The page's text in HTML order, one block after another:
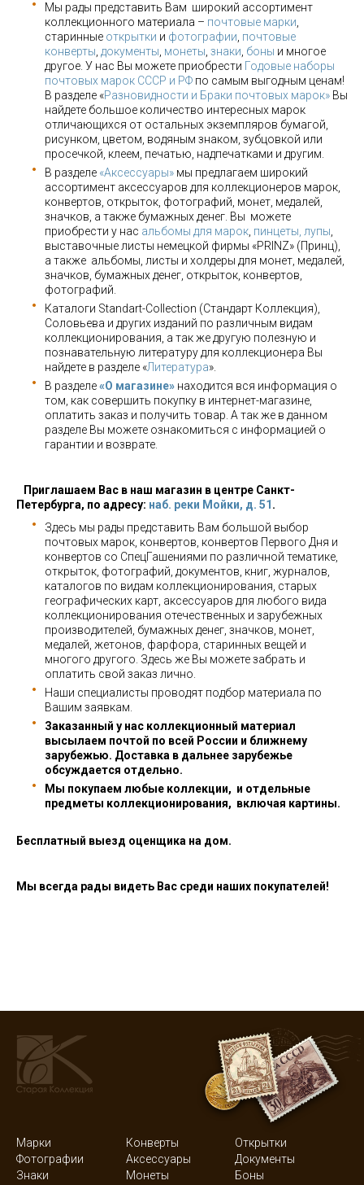
Мы рады представить Вам широкий ассортимент
коллекционного материала – почтовые марки
старинные открытки и фотографии почтовые
конверты документы монеты знаки боны и многое
другое. У нас Вы можете приобрести Годовые наборы
почтовых марок СССР и РФ по самым выгодным ценам!
В разделе «Разновидности и Браки почтовых марок» Вы
найдете большое количество интересных марок
отличающихся от остальных экземпляров бумагой,
рисунком, цветом, водяным знаком, зубцовкой или
просечкой, клеем, печатью, надпечатками и другим.
В разделе «Аксессуары» мы предлагаем широкий
ассортимент аксессуаров для коллекционеров марок,
конвертов, открыток, фотографий, монет, медалей,
значков, а также бумажных денег. Вы можете
приобрести у нас альбомы для марок пинцеты, лупы
выставочные листы немецкой фирмы «PRINZ» (Принц),
а также альбомы, листы и холдеры для монет, медалей,
значков, бумажных денег, открыток, конвертов,
фотографий.
Каталоги Standart-Collection (Стандарт Коллекция),
Соловьева и других изданий по различным видам
коллекционирования, а так же другую полезную и
познавательную литературу для коллекционера Вы
найдете в разделе «Литература».
В разделе«О магазине» находится вся информация о
том, как совершить покупку в интернет-магазине,
оплатить заказ и получить товар. А так же в данном
разделе Вы можете ознакомиться с информацией о
гарантии и возврате.
Приглашаем Вас в наш магазин в центре Санкт-
Петербурга, по адресу: наб. реки Мойки, д. 51 .
Здесь мы рады представить Вам большой выбор
почтовых марок, конвертов, конвертов Первого Дня и
конвертов со СпецГашениями по различной тематике,
открыток, фотографий, документов, книг, журналов,
каталогов по видам коллекционирования, старых
географических карт, аксессуаров для любого вида
коллекционирования отечественных и зарубежных
производителей, бумажных денег, значков, монет,
медалей, жетонов, фарфора, старинных вещей и
многого другого. Здесь же Вы можете забрать и
оплатить свой заказ лично.
Наши специалисты проводят подбор материала по
Вашим заявкам.
Заказанный у нас коллекционный материал
высылаем почтой по всей России и ближнему
зарубежью. Доставка в дальнее зарубежье
обсуждается отдельно.
Мы покупаем любые коллекции, и отдельные
предметы коллекционирования, включая картины.
Бесплатный выезд оценщика на дом.
Мы всегда рады видеть Вас среди наших покупателей!
Марки Конверты
Открытки
Фотографии
Аксессуары
Документы
Знаки
Монеты Боны